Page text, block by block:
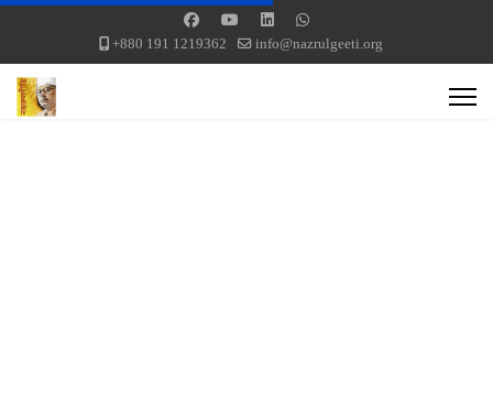
+880 191 1219362 info@nazrulgeeti.org